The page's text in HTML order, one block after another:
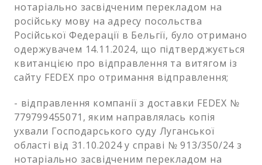
нотаріально засвідченим перекладом на
російську мову на адресу посольства
Російської Федерації в Бельгії, було отримано
одержувачем 14.11.2024, що підтверджується
квитанцією про відправлення та витягом із
сайту FEDEX про отримання відправлення;
- відправлення компанії з доставки FEDEX №
779799455071, яким направлялась копія
ухвали Господарського суду Луганської
області від 31.10.2024 у справі № 913/350/24 з
нотаріально засвідченим перекладом на